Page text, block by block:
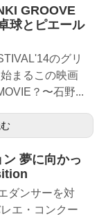
GROOVE
球とピエール
のグリ
まるこの映画
？〜石野...
夢に向かっ
ダンサーを対
エ・コンクー